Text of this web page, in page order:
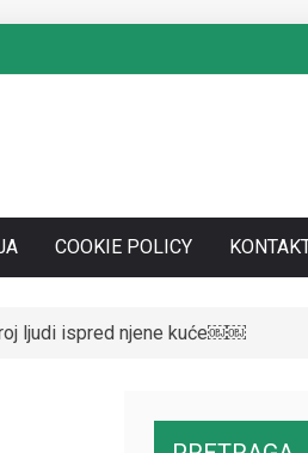
COOKIE POLICY
SRBIJU: Čekajte da vidite kako